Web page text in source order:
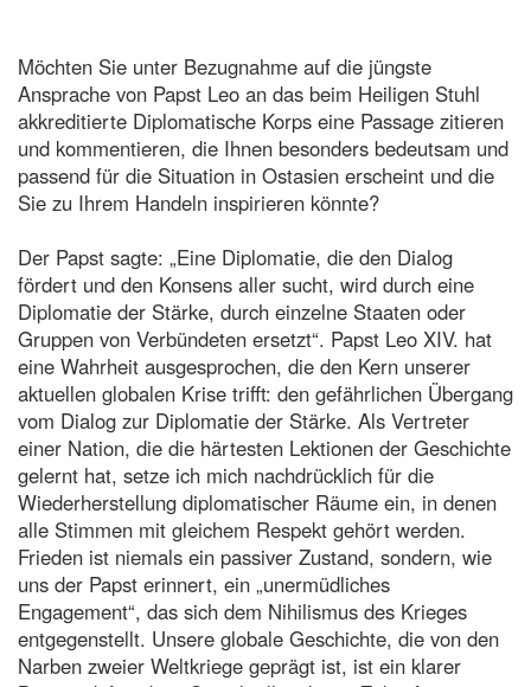
Möchten Sie unter Bezugnahme auf die jüngste
Ansprache von Papst Leo an das beim Heiligen Stuhl
akkreditierte Diplomatische Korps eine Passage zitieren
und kommentieren, die Ihnen besonders bedeutsam und
passend für die Situation in Ostasien erscheint und die
Sie zu Ihrem Handeln inspirieren könnte?
Der Papst sagte: „Eine Diplomatie, die den Dialog
fördert und den Konsens aller sucht, wird durch eine
Diplomatie der Stärke, durch einzelne Staaten oder
Gruppen von Verbündeten ersetzt“. Papst Leo XIV. hat
eine Wahrheit ausgesprochen, die den Kern unserer
aktuellen globalen Krise trifft: den gefährlichen Übergang
vom Dialog zur Diplomatie der Stärke. Als Vertreter
einer Nation, die die härtesten Lektionen der Geschichte
gelernt hat, setze ich mich nachdrücklich für die
Wiederherstellung diplomatischer Räume ein, in denen
alle Stimmen mit gleichem Respekt gehört werden.
Frieden ist niemals ein passiver Zustand, sondern, wie
uns der Papst erinnert, ein „unermüdliches
Engagement“, das sich dem Nihilismus des Krieges
entgegenstellt. Unsere globale Geschichte, die von den
Narben zweier Weltkriege geprägt ist, ist ein klarer